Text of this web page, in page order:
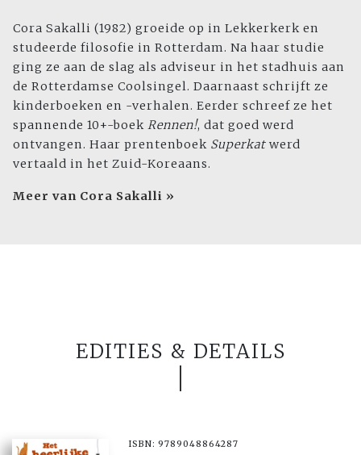
Cora Sakalli (1982) groeide op in Lekkerkerk en
studeerde filosofie in Rotterdam. Na haar studie
ging ze aan de slag als adviseur in het stadhuis aan
de Rotterdamse Coolsingel. Daarnaast schrijft ze
kinderboeken en -verhalen. Eerder schreef ze het
spannende 10+-boek Rennen!, dat goed werd
ontvangen. Haar prentenboek Superkat werd
vertaald in het Zuid-Koreaans.
Meer van Cora Sakalli »
EDITIES & DETAILS
ISBN: 9789048864287